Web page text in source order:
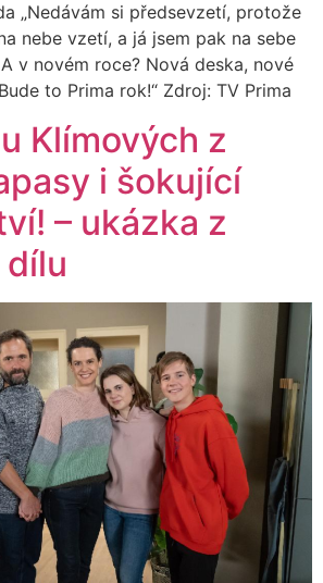
„Nedávám si předsevzetí, protože
nebe vzetí, a já jsem pak na sebe
v novém roce? Nová deska, nové
to Prima rok!“ Zdroj: TV Prima
Klímových z
i šokující
– ukázka z